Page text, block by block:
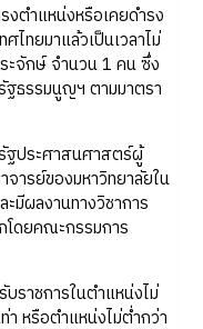
แหน่งหรือเคยดำรง
ไทยมาแล้วเป็นเวลาไม่
ะจักษ์ จำนวน 1 คน ซึ่ง
ฐธรรมนูญฯ ตามมาตรา
ระศาสนศาสตร์ผู้
ารย์ของมหาวิทยาลัยใน
ะมีผลงานทางวิชาการ
โดยคณะกรรมการ
าชการในตำแหน่งไม่
า หรือตำแหน่งไม่ต่ำกว่า